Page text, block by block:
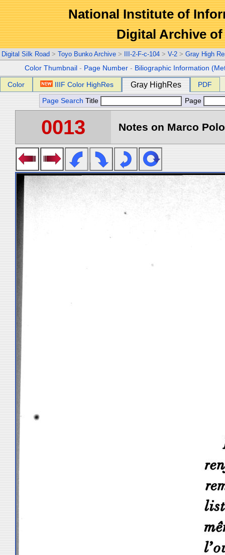
National Institute of
Digital Archive
Digital Silk Road > Toyo Bunko Archive > III-2-F-c-104 > V-2 > Gray High
Color Thumbnail - Page Number - Biliographic Information
Color IIIF Color HighRes Gray HighRes PDF
Page Search Title Page
0013 Notes on Marco